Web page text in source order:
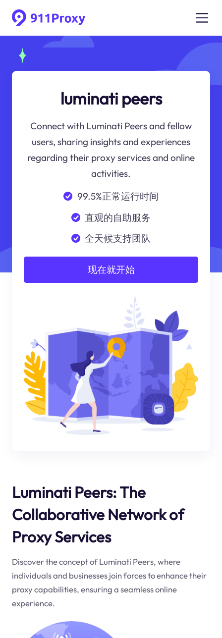
luminati peers
Connect with Luminati Peers and fellow
users, sharing insights and experiences
regarding their proxy services and online
activities.
99.5%正常运行时间
直观的自助服务
全天候支持团队
现在就开始
Luminati Peers: The
Collaborative Network of
Proxy Services
Discover the concept of Luminati Peers, where
individuals and businesses join forces to enhance their
proxy capabilities, ensuring a seamless online
experience.